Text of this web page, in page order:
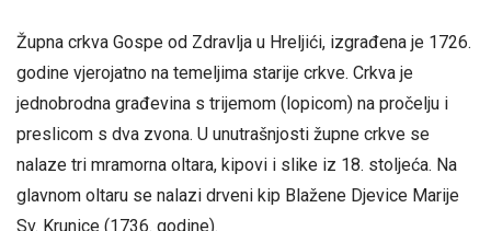
Župna crkva Gospe od Zdravlja u Hreljići, izgrađena je 1726.
godine vjerojatno na temeljima starije crkve. Crkva je
jednobrodna građevina s trijemom (lopicom) na pročelju i
preslicom s dva zvona. U unutrašnjosti župne crkve se
nalaze tri mramorna oltara, kipovi i slike iz 18. stoljeća. Na
glavnom oltaru se nalazi drveni kip Blažene Djevice Marije
Sv. Krunice (1736. godine).